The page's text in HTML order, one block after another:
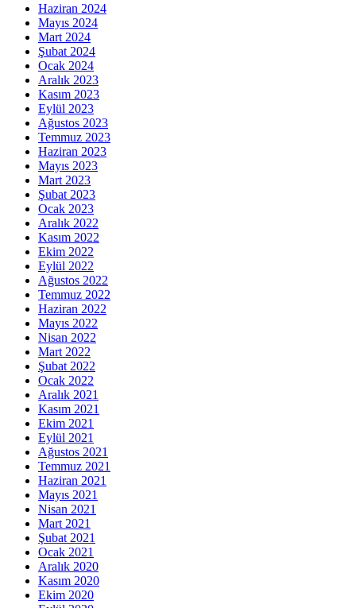
Haziran 2024
Mayıs 2024
Mart 2024
Şubat 2024
Ocak 2024
Aralık 2023
Kasım 2023
Eylül 2023
Ağustos 2023
Temmuz 2023
Haziran 2023
Mayıs 2023
Mart 2023
Şubat 2023
Ocak 2023
Aralık 2022
Kasım 2022
Ekim 2022
Eylül 2022
Ağustos 2022
Temmuz 2022
Haziran 2022
Mayıs 2022
Nisan 2022
Mart 2022
Şubat 2022
Ocak 2022
Aralık 2021
Kasım 2021
Ekim 2021
Eylül 2021
Ağustos 2021
Temmuz 2021
Haziran 2021
Mayıs 2021
Nisan 2021
Mart 2021
Şubat 2021
Ocak 2021
Aralık 2020
Kasım 2020
Ekim 2020